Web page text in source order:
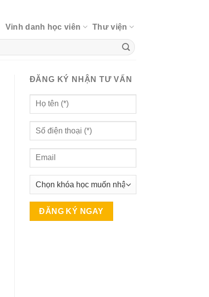
Vinh danh học viên Thư viện
ĐĂNG KÝ NHẬN TƯ VẤN